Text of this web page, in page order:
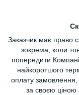
Заказчик має право
зокрема, коли
попередити
найкоротшого
оплату
за своєю ціною